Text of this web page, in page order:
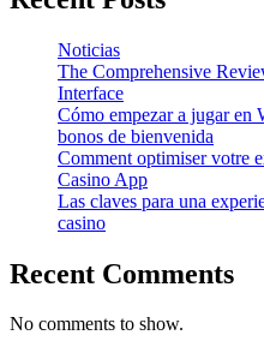
Noticias
The Comprehensive
Interface
Cómo empezar a jugar en
bonos de bienvenida
Comment optimiser votre
Casino App
Las claves para una
casino
Recent Comments
No comments to show.